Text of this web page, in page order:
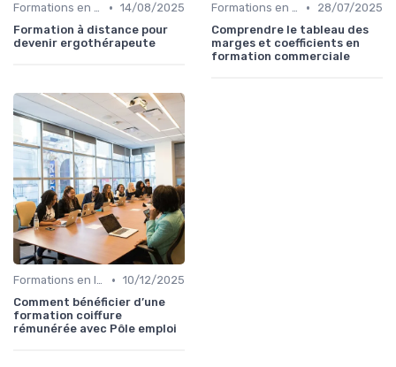
Formations en ligne • 14/08/2025
Formation à distance pour
devenir ergothérapeute
Formations en ligne •
28/07/2025
Comprendre le tableau des
marges et coefficients en
formation commerciale
Formations en ligne • 10/12/2025
Comment bénéficier d’une
formation coiffure
rémunérée avec Pôle emploi